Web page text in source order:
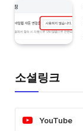
소셜링크
YouTube